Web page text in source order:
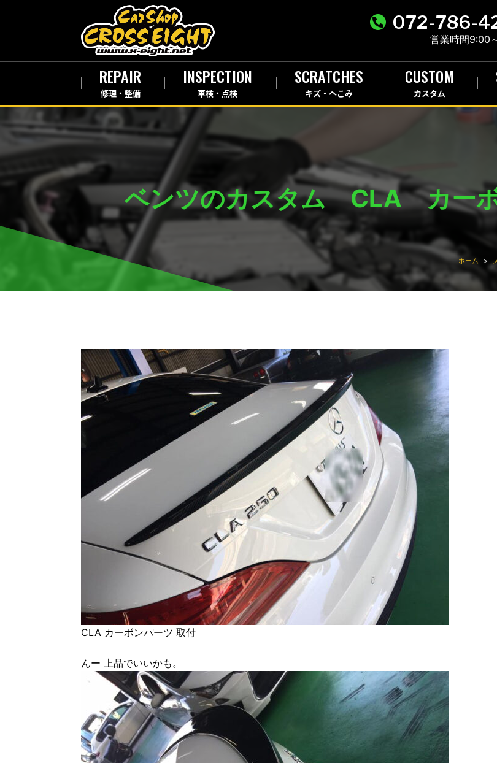
072-786-
営業時間9:00
REPAIR
修理・整備
INSPECTION
車検・点検
SCRATCHES
キズ・へこみ
CUSTOM
カスタム
ホーム
ベンツのカスタム CLA カーボ
CLA カーボンパーツ 取付
んー 上品でいいかも。